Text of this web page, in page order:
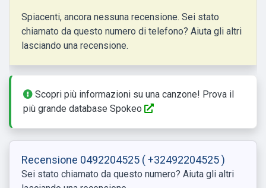
Spiacenti, ancora nessuna recensione. Sei stato
chiamato da questo numero di telefono? Aiuta gli altri
lasciando una recensione.
Scopri più informazioni su una canzone! Prova il
più grande database Spokeo
Recensione 0492204525 ( +32492204525 )
Sei stato chiamato da questo numero? Aiuta gli altri